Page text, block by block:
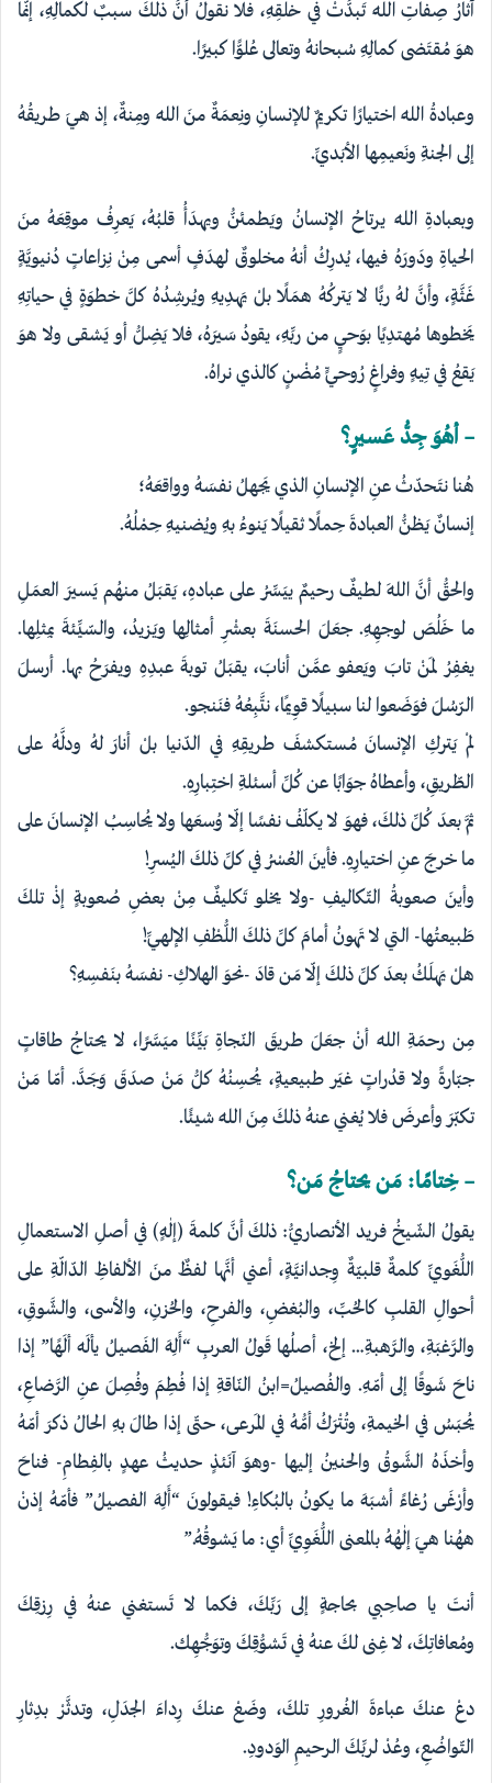
آثارُ صِفاتِ اللهِ تَبدَّتْ في خلقِهِ، فلا نقولُ أنَّ ذلكَ سببٌ لكمالِهِ، إنّما
هوَ مُقتَضى كمالِهِ سُبحانهُ وتعالى عُلوًّا كبيرًا.
وعبادةُ اللهِ اختيارًا تكريمٌ للإنسانِ ونِعمَةٌ منَ اللهِ ومِنةٌ، إذ هيَ طريقُهُ
إلى الجنةِ ونَعيمِها الأبَديِّ.
وبعبادةِ اللهِ يرتاحُ الإنسانُ ويَطمئنُّ ويهدَأُ قلبُهُ، يَعرِفُ موقِعَهُ منَ
الحياةِ ودَورَهُ فيها، يُدرِكُ أنهُ مخلوقٌ لهدَفٍ أسمى مِنْ نِزاعاتٍ دُنيويَّةٍ
غَثَّةٍ، وأنَّ لهُ ربًّا لا يَتركُهُ همَلًا بلْ يَهدِيهِ ويُرشِدُهُ كلَّ خطوَةٍ في حياتِهِ
يَخطوها مُهتدِيًا بوَحيٍ من ربِّهِ، يقودُ سَيرَهُ، فلا يَضِلُّ أو يَشقى ولا هوَ
يَقعُ في تِيهٍ وفراغٍ رُوحيٍّ مُضْنٍ كالذي نراهُ.
– أهُوَ جِدُّ عَسيرٍ؟
هُنا نتَحدّثُ عنِ الإنسانِ الذي يَجهلُ نفسَهُ وواقعَهُ؛
إنسانٌ يَظنُّ العبادةَ حِملًا ثقيلًا يَنوءُ بهِ ويُضنيهِ حِمْلُهُ.
والحقُّ أنَّ اللهَ لطيفٌ رحيمٌ ييَسِّرُ على عبادهِ، يَقبَلُ منهُم يَسيرَ العمَلِ
ما خَلُصَ لوجهِهِ. جعَلَ الحسنَةَ بعشْرِ أمثالِها ويَزيدُ، والسّيِّئةَ بمِثلِها.
يغفِرُ لمَنْ تابَ ويَعفو عمَّن أنابَ، يقبَلُ توبةَ عبدِهِ ويفرَحُ بها. أرسلَ
الرّسُلَ فوَضَعوا لنا سبيلًا قوِيمًا، نتَّبِعُهُ فنَنجو.
لمْ يَتركِ الإنسانَ مُستكشفَ طريقِهِ في الدّنيا بلْ أنارَ لهُ ودلَّهُ على
الطّريقِ، وأعطاهُ جوَابًا عن كُلِّ أسئلةِ اختِبارِهِ.
ثمَّ بعدَ كُلِّ ذلكَ، فهوَ لا يكلّفُ نفسًا إلّا وُسعَها ولا يُحاسِبُ الإنسانَ على
ما خرجَ عنِ اختيارِهِ. فأينَ العُسْرُ في كلِّ ذلكَ اليُسرِ!
وأينَ صعوبةُ التّكاليفِ -ولا يخلو تَكليفٌ مِنْ بعضِ صُعوبةٍ إذْ تلكَ
طَبيعتُها- التي لا تَهونُ أمامَ كلِّ ذلكَ اللُّطْفِ الإلهيِّ!
هلْ يَهلَكُ بعدَ كلِّ ذلكَ إلّا مَن قادَ -نحوَ الهلاكِ- نفسَهُ بنَفسِهِ؟
مِن رحمَةِ اللهِ أنْ جعَلَ طريقَ النّجاةِ بَيِّنًا ميَسَّرًا، لا يحتاجُ طاقاتٍ
جبّارةً ولا قدُراتٍ غيَر طبيعيةٍ، يُحسِنُهُ كلُّ مَنْ صدَقَ وَجَدَّ. أمّا مَنْ
تكبّرَ وأعرضَ فلا يُغني عنهُ ذلكَ مِنَ اللهِ شيئًا.
– خِتامًا: مَن يحتاجُ مَن؟
يقولُ الشّيخُ فريد الأنصاريُّ: ذلكَ أنَّ كلمةَ (إلٰهٍ) في أصلِ الاستعمالِ
اللُّغَويِّ كلمةٌ قلبيّةٌ وِجدانيَّةٍ، أعني أنَّها لفظٌ منَ الألفاظِ الدّالّةِ على
أحوالِ القلبِ كالحُبِّ، والبُغضِ، والفرحِ، والحُزنِ، والأسى، والشَّوقِ،
والرَّغبَةِ، والرَّهبةِ… إلخ، أصلُها قَولُ العربِ “أَلِهَ الفَصيلُ يألَه ألَهًا” إذا
ناحَ شَوقًا إلى أمّهِ. والفُصيلُ=ابنُ النّاقةِ إذا فُطِمَ وفُصِلَ عنِ الرَّضاعِ،
يُحبَسُ في الخيمةِ، وتُتْرَكُ أمُّهُ في المَرعى، حتّى إذا طالَ بهِ الحالُ ذكرَ أمّهُ
وأخذَهُ الشَّوقُ والحنينُ إليها -وهوَ آنَئذٍ حديثُ عهدٍ بالفِطامِ- فناحَ
وأرْغَى رُغاءً أشبَهَ ما يكونُ بالبُكاءِ! فيقولونَ “أَلِهَ الفصيلُ” فأمّهُ إذنْ
ههُنا هيَ إلٰهُهُ بالمعنى اللُّغَوِيِّ أي: ما يَشوقُهُ.”
أنتَ يا صاحِبي بحاجةٍ إلى رَبِّكَ، فكما لا تَستغني عنهُ في رِزقِكَ
ومُعافاتِكَ، لا غِنى لكَ عنهُ في تَشوُّقِكَ وتوَجُّهِك.
دعْ عنكَ عباءةَ الغُرورِ تلكَ، وضَعْ عنكَ رِداءَ الجدَلِ، وتدثَّرْ بدِثارِ
التّواضُعِ، وعُدْ لربِّكَ الرحيمِ الوَدودِ.